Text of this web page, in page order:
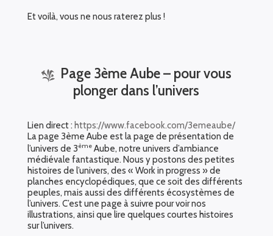
Et voilà, vous ne nous raterez plus !
Page 3ème Aube – pour vous
plonger dans l’univers
Lien direct : https://www.facebook.com/3emeaube/
La page 3ème Aube est la page de présentation de
l’univers de 3èmeAube, notre univers d’ambiance
médiévale fantastique. Nous y postons des petites
histoires de l’univers, des « Work in progress » de
planches encyclopédiques, que ce soit des différents
peuples, mais aussi des différents écosystèmes de
l’univers. C’est une page à suivre pour voir nos
illustrations, ainsi que lire quelques courtes histoires
sur l’univers.